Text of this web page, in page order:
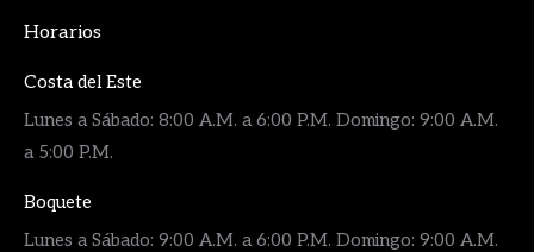
Horarios
Costa del Este
Lunes a Sábado: 8:00 A.M. a 6:00 P.M. Domingo: 9:00 A.M.
a 5:00 P.M.
Boquete
Lunes a Sábado: 9:00 A.M. a 6:00 P.M. Domingo: 9:00 A.M.